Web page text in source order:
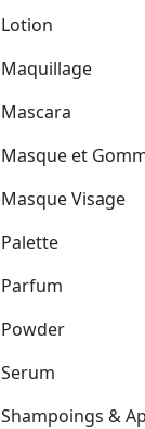
Lotion
Maquillage
Mascara
Masque et
Masque Visage
Palette
Parfum
Powder
Serum
Shampoings &